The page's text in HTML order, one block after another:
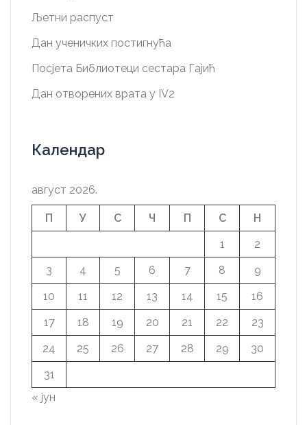
Љетни распуст
Дан ученичких постигнућа
Посјета Библиотеци сестара Гајић
Дан отворених врата у IV2
Календар
август 2026.
П У С Ч П С
Н
1
2
3
4 5 6 7 8
9
10
11 12 13 14 15
16
17
18 19 20 21 22
23
24
25 26 27 28 29
30
31
« јун